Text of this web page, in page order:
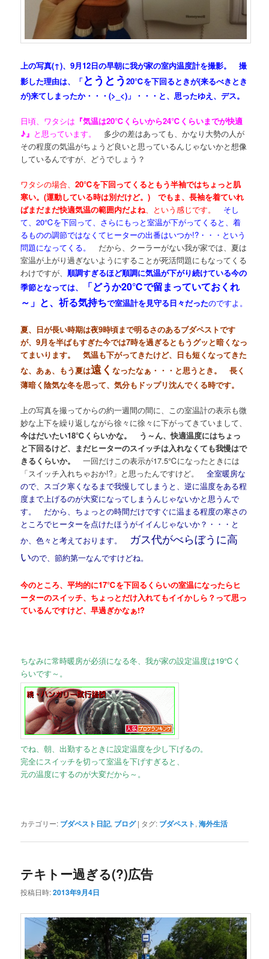
上の写真(↑)、9月12日の早朝に我が家の室内温度計を撮影。撮
影した理由は、「とうとう20℃を下回るときが(来るべきとき
が)来てしまったか・・・(>_<)」・・・と、思ったゆえ、デス。
日頃、ワタシは 『気温は20℃くらいから24℃くらいまでが快適
♪』 と思っています。
多少の差はあっても、かなり大勢の人が
その程度の気温がちょうど良いと思っているんじゃないかと想像
しているんですが、どうでしょう？
ワタシの場合、20℃を下回ってくるともう半袖ではちょっと肌
寒い。(運動している時は別だけど。) でもま、長袖を着ていれ
ばまだまだ快適気温の範囲内だよね、という感じです。
そし
て、20℃を下回って、さらにもっと室温が下がってくると、着
るものの調節ではなくてヒーターの出番はいつか!?・・・という
問題になってくる。
だから、クーラーがない我が家では、夏は
室温が上がり過ぎないようにすることが死活問題にもなってくる
わけですが、順調すぎるほど順調に気温が下がり続けている今の
季節となっては、
「どうか20℃で留まっていておくれ
～」と、祈る気持ちで室温計を見守る日々だったのですよ。
夏、日が長い時期は夜9時頃まで明るさのあるブダペストです
が、9月を半ばもすぎた今では7時を過ぎるともうグッと暗くなっ
てまいります。 気温も下がってきたけど、日も短くなってきた
な、あぁ、もう夏は遠くなったなぁ・・・と思うとき。 長く
薄暗く陰気な冬を思って、気分もドップリ沈んでくる時です。
上の写真を撮ってからの約一週間の間に、この室温計の表示も微
妙な上下を繰り返しながら徐々に徐々に下がってきていまして、
今はだいたい18℃くらいかな。 う～ん、快適温度にはちょっ
と下回るけど、まだヒーターのスイッチは入れなくても我慢はで
きるくらいか。
一回だけこの表示が17.5℃になったときには
「スイッチ入れちゃおか!?」と思ったんですけど。全室暖房な
ので、スゴク寒くなるまで我慢してしまうと、逆に温度をある程
度まで上げるのが大変になってしまうんじゃないかと思うんで
す。 だから、ちょっとの時間だけですぐに温まる程度の寒さの
ところでヒーターを点けたほうがイイんじゃないか？・・・と
か、色々と考えております。
ガス代がべらぼうに高
いので、節約第一なんですけどね。
今のところ、平均的に17℃を下回るくらいの室温になったらヒ
ーターのスイッチ、ちょっとだけ入れてもイイかしら？って思っ
ているんですけど、早過ぎかなぁ!?
ちなみに常時暖房が必須になる冬、我が家の設定温度は19℃く
らいです～。
でね、朝、出勤するときに設定温度を少し下げるの。
完全にスイッチを切って室温を下げすぎると、
元の温度にするのが大変だから～。
カテゴリー: ブダペスト日記, ブログ | タグ: ブダペスト,海外生活
テキトー過ぎる(?)広告
投稿日時:2013年9月4日